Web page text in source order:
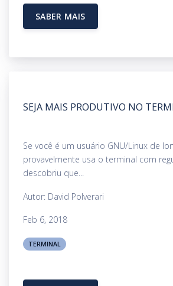
SABER MAIS
SEJA MAIS PRODUTIVO NO
Se você é um usuário GNU/Linux de
provavelmente usa o terminal com
descobriu que...
Autor: David Polverari
Feb 6, 2018
TERMINAL